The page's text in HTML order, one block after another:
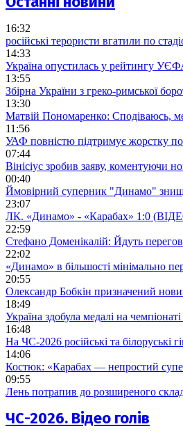
16:32
російські терористи вгатили по
14:33
Україна опустилась у рейтингу
13:55
Збірна України з греко-римської
13:30
Матвій Пономаренко: Сподіваюсь,
11:56
УАФ повністю підтримує жорстку
07:44
Вінісіус зробив заяву, коментуючи
00:40
Ймовірний суперник "Динамо"
23:07
ЛК. «Динамо» - «Карабах» 1:0
22:59
Стефано Доменікалій: Йдуть
22:02
«Динамо» в більшості мінімально
20:55
Олександр Бобкін призначений
18:49
Україна здобула медалі на
16:48
На ЧС-2026 російські та білоруські
14:06
Костюк: «Карабах — непростий
09:55
Лень потрапив до розширеного
ЧС-2026. Відео голів